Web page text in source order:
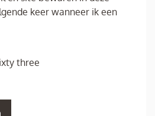
keer wanneer ik een
three